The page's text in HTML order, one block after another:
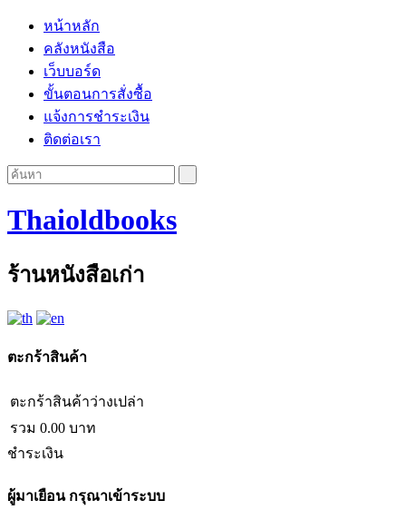
หน้าหลัก
คลังหนังสือ
เว็บบอร์ด
ขั้นตอนการสั่งซื้อ
แจ้งการชำระเงิน
ติดต่อเรา
Thaioldbooks
ร้านหนังสือเก่า
ตะกร้าสินค้า
ตะกร้าสินค้าว่างเปล่า
รวม 0.00 บาท
ชำระเงิน
ผู้มาเยือนกรุณาเข้าระบบ